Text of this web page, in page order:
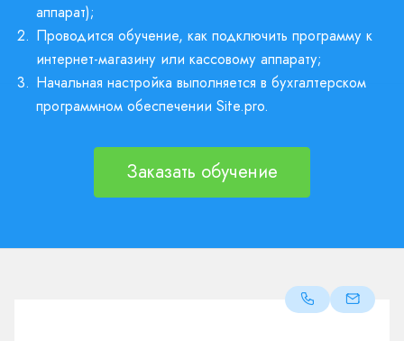
аппарат);
2. Проводится обучение, как подключить программу к
интернет-магазину или кассовому аппарату;
3. Начальная настройка выполняется в бухгалтерском
программном обеспечении Site.pro.
Заказать обучение